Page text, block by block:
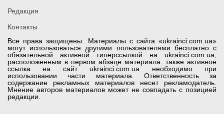
Все права защищены. Материалы с сайта «ukrainci.com.ua»
могут использоваться другими пользователями бесплатно с
обязательной активной гиперссылкой на ukrainci.com.ua,
расположенным в первом абзаце материала. также активное
ссылка на сайт ukrainci.com.ua необходимо при
использовании части материала. Ответственность за
содержание рекламных материалов несет рекламодатель.
Мнение авторов материалов может не совпадать с позицией
редакции.
Редакция
Контакты